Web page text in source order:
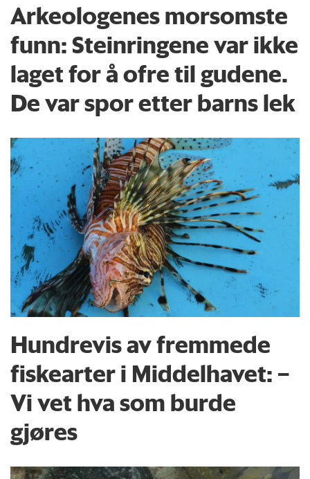
Arkeologenes morsomste
funn: Steinringene var ikke
laget for å ofre til gudene.
De var spor etter barns lek
Hundrevis av fremmede
fiskearter i Middelhavet: –
Vi vet hva som burde
gjøres